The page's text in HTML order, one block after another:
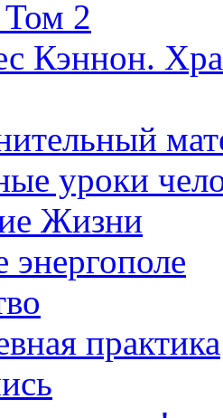
2
Кэннон.
уроки
Жизни
энергополе
практика